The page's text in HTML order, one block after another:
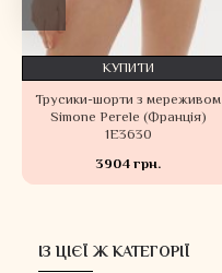
Трусики-шорти з мереживом
Simone Perele (Франція)
1E3630
3904 грн.
КУПИТИ
ІЗ ЦІЄЇ Ж КАТЕГОРІЇ